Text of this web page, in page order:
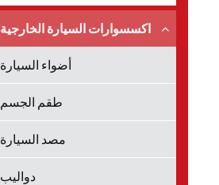
اكسسوارات السيارة الخارجية
أضواء السيارة
طقم الجسم
مصد السيارة
دواليب